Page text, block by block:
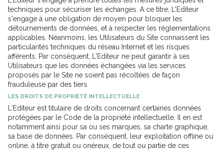
techniques pour sécuriser les échanges. A ce titre, L'Editeur
s'engage à une obligation de moyen pour bloquer les
détournements de données, et à respecter les réglementations
applicables. Néanmoins, les Utilisateurs du Site connaissent les
particularités techniques du réseau Internet et les risques
afférents. Par conséquent, L'Editeur ne peut garantir à ses
Utilisateurs que les données échangées via les services
proposés par le Site ne soient pas récoltées de façon
frauduleuse par des tiers.
LES DROITS DE PROPRIÉTÉ INTELLECTUELLE
L'Editeur est titulaire de droits concernant certaines données
protégées par le Code de la propriété intellectuelle. Il en est
notamment ainsi pour sa ou ses marques, sa charte graphique,
sa base de données. Par conséquent, leur exploitation offline ou
online, à titre gratuit ou onéreux, de tout ou partie de ces